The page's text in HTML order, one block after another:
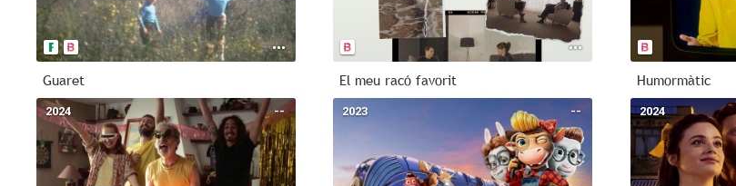
Guaret El meu racó favorit Humormàtic
--
2024 --
2023 2024